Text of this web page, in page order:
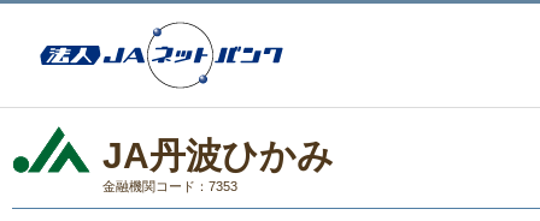
JA丹波ひかみ
金融機関コード：7353